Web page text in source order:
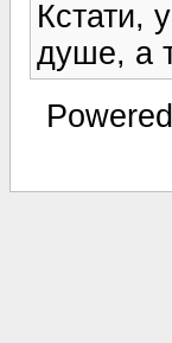
Кстати,
душе, а